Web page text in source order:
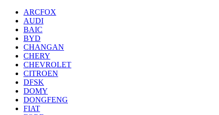
ARCFOX
AUDI
BAIC
BYD
CHANGAN
CHERY
CHEVROLET
CITROEN
DFSK
DOMY
DONGFENG
FIAT